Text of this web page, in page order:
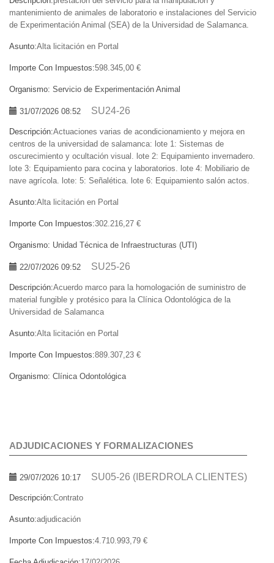
mantenimiento de animales de laboratorio e instalaciones del Servicio
de Experimentación Animal (SEA) de la Universidad de Salamanca.
Asunto:Alta licitación en Portal
Importe Con Impuestos:598.345,00 €
Organismo: Servicio de Experimentación Animal
31/07/2026 08:52 SU24-26
Descripción:Actuaciones varias de acondicionamiento y mejora en
centros de la universidad de salamanca: lote 1: Sistemas de
oscurecimiento y ocultación visual. lote 2: Equipamiento invernadero.
lote 3: Equipamiento para cocina y laboratorios. lote 4: Mobiliario de
nave agrícola. lote: 5: Señalética. lote 6: Equipamiento salón actos.
Asunto:Alta licitación en Portal
Importe Con Impuestos:302.216,27 €
Organismo: Unidad Técnica de Infraestructuras (UTI)
22/07/2026 09:52 SU25-26
Descripción:Acuerdo marco para la homologación de suministro de
material fungible y protésico para la Clínica Odontológica de la
Universidad de Salamanca
Asunto:Alta licitación en Portal
Importe Con Impuestos:889.307,23 €
Organismo: Clínica Odontológica
ADJUDICACIONES Y FORMALIZACIONES
29/07/2026 10:17 SU05-26 (IBERDROLA CLIENTES)
Descripción:Contrato
Asunto:adjudicación
Importe Con Impuestos:4.710.993,79 €